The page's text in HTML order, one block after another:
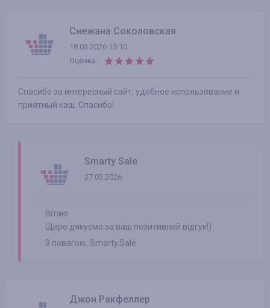
Снежана Соколовская
18.03.2026 15:10
Оценка:
Спасибо за интересный сайт, удобное использование и
приятный кэш. Спасибо!
Smarty Sale
27.03.2026
Вітаю
Щиро дякуємо за ваш позитивний відгук!)
З повагою, Smarty.Salе
Джон Ракфеллер